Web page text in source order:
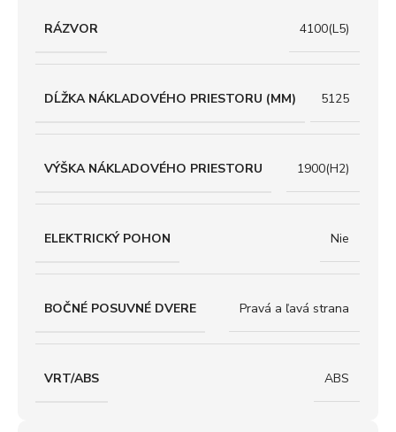
RÁZVOR 4100(L5)
DĹŽKA NÁKLADOVÉHO PRIESTORU (MM) 5125
VÝŠKA NÁKLADOVÉHO PRIESTORU 1900(H2)
ELEKTRICKÝ POHON Nie
BOČNÉ POSUVNÉ DVERE Pravá a ľavá strana
VRT/ABS ABS